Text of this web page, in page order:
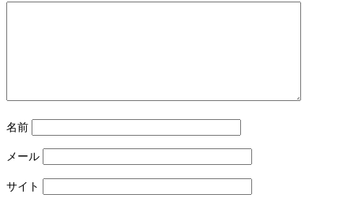
名前
メール
サイト